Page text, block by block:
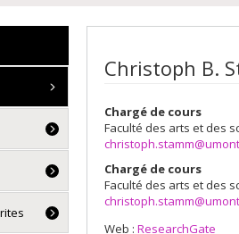
Christoph B.
Chargé de cours
Faculté des arts et des
Chargé de cours
Faculté des arts et des
Web : ResearchGate